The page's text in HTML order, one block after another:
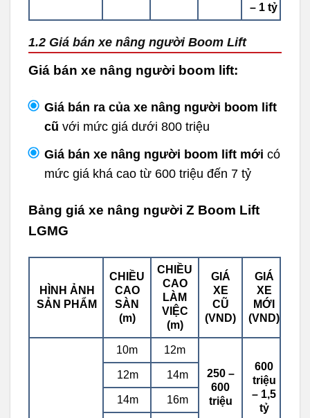
– 1 tỷ
1.2 Giá bán xe nâng người Boom Lift
Giá bán xe nâng người boom lift:
Giá bán ra của xe nâng người boom lift
cũ với mức giá dưới 800 triệu
Giá bán xe nâng người boom lift mới có
mức giá khá cao từ 600 triệu đến 7 tỷ
Bảng giá xe nâng người Z Boom Lift
LGMG
HÌNH ẢNH
SẢN PHẨM
CHIỀU
CAO
SÀN
(m)
CHIỀU
CAO
LÀM
VIỆC
(m)
GIÁ
XE
CŨ
(VND)
GIÁ
XE
MỚI
(VND)
10m
12m
250 –
600
triệu
600
triệu
– 1,5
tỷ
12m 14m
14m 16m